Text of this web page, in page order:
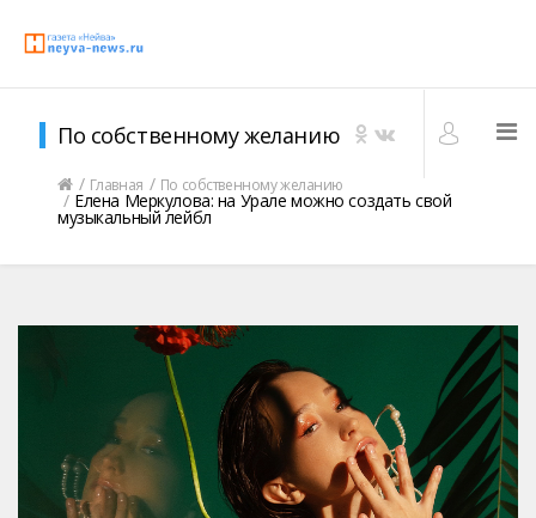
По собственному желанию
Главная По собственному желанию
Елена Меркулова: на Урале можно создать свой
музыкальный лейбл